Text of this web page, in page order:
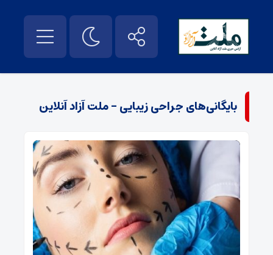
بایگانی‌های جراحی زیبایی - ملت آزاد آنلاین